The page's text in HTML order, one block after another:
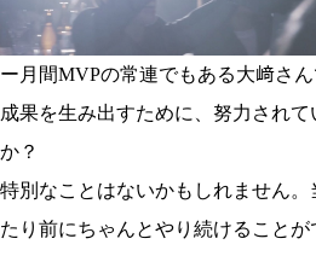
ー月間MVPの常連でもある大﨑さ
成果を生み出すために、努力され
か？
特別なことはないかもしれません。
たり前にちゃんとやり続けること